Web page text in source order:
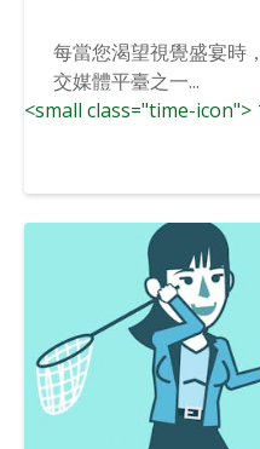
每當您渴望視覺盛宴時
交媒體平臺之一...
<small class="time-